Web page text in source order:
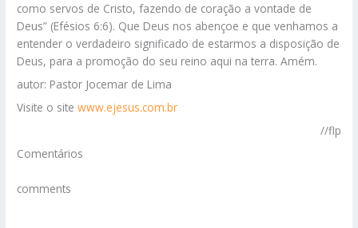
como servos de Cristo, fazendo de coração a vontade de
Deus” (Efésios 6:6). Que Deus nos abençoe e que venhamos a
entender o verdadeiro significado de estarmos a disposição de
Deus, para a promoção do seu reino aqui na terra. Amém.
autor: Pastor Jocemar de Lima
Visite o sitewww.ejesus.com.br
//flp
Comentários
comments